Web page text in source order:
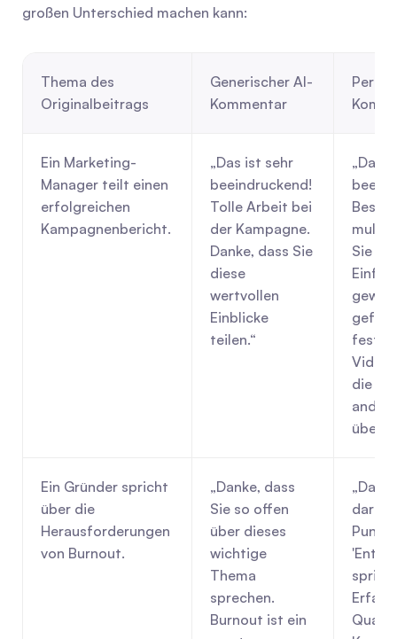
großen Unterschied machen kann:
Thema des
Originalbeitrags
Generischer AI-
Kommentar
Ein Marketing-
Manager teilt einen
erfolgreichen
Kampagnenbericht.
„Das ist sehr
beeindruckend!
Tolle Arbeit bei
der Kampagne.
Danke, dass Sie
diese
wertvollen
Einblicke
teilen.“
„Das
Sie in
die
Ein Gründer spricht
über die
Herausforderungen
von Burnout.
„Danke, dass
Sie so offen
über dieses
wichtige
Thema
sprechen.
Burnout ist ein
Punkt